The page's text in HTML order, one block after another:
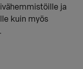
ja
kuin myös